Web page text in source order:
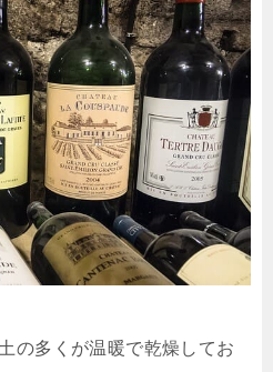
の多くが温暖で乾燥してお